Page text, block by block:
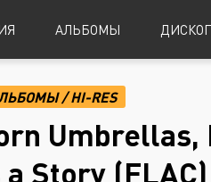
Alternative Rock
АЛЬБОМЫ
/HI-RES
Story